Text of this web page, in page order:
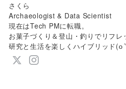
さくら
Archaeologist & Data Scientist
現在はTech PMに転職。
お菓子づくり＆登山・釣りでリフレ
研究と生活を楽しくハイブリッド